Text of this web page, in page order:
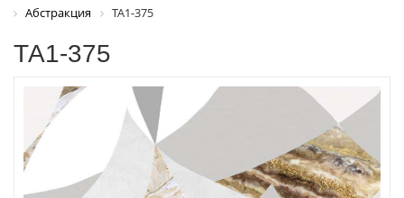
Абстракция
ТА1-375
ТА1-375